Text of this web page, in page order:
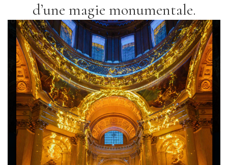
d’une magie monumentale.